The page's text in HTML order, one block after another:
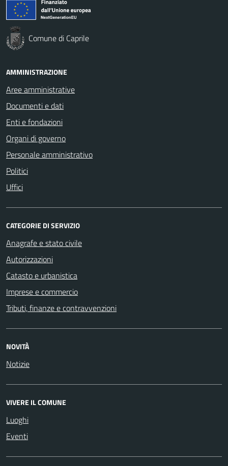
Comune di Caprile
AMMINISTRAZIONE
Aree amministrative
Documenti e dati
Enti e fondazioni
Organi di governo
Personale amministrativo
Politici
Uffici
CATEGORIE DI SERVIZIO
Anagrafe e stato civile
Autorizzazioni
Catasto e urbanistica
Imprese e commercio
Tributi, finanze e contravvenzioni
NOVITÀ
Notizie
VIVERE IL COMUNE
Luoghi
Eventi